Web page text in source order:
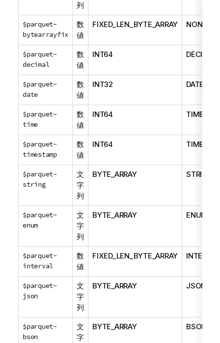
列
$parquet-
bytearrayfix
数
値
FIXED_LEN_BYTE_ARRAY NONE
$parquet-
decimal
数
値
INT64 DECIMAL
$parquet-
date
数
値
INT32 DATE
$parquet-
time
数
値
INT64 TIME
$parquet-
timestamp
数
値
INT64
$parquet-
string
文
字
列
BYTE_ARRAY STRING
$parquet-
enum
文
字
列
BYTE_ARRAY ENUM
$parquet-
interval
数
値
FIXED_LEN_BYTE_ARRAY INTERVAL
$parquet-
json
文
字
列
BYTE_ARRAY JSON
$parquet-
bson
文
字
BYTE_ARRAY BSON